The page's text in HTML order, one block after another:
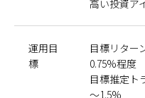
高い投資ア
運用目
標
目標リター
0.75%程度
目標推定ト
～1.5%